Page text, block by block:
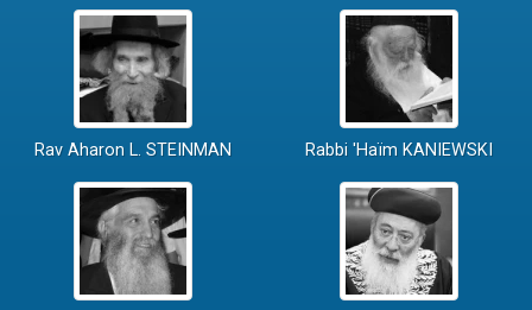
Rav Aharon L. STEINMAN Rabbi 'Haïm KANIEWSKI